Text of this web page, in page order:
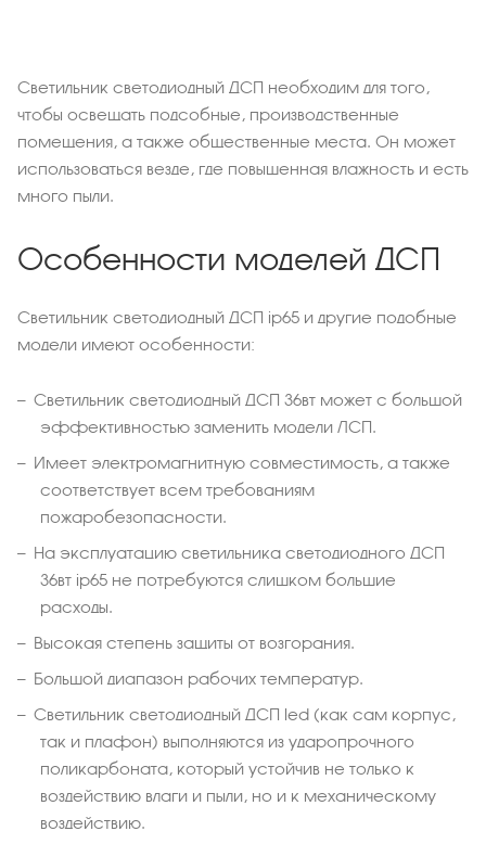
Светильник светодиодный ДСП необходим для того,
чтобы освещать подсобные, производственные
помещения, а также общественные места. Он может
использоваться везде, где повышенная влажность и есть
много пыли.
Особенности моделей ДСП
Светильник светодиодный ДСП ip65 и другие подобные
модели имеют особенности:
Светильник светодиодный ДСП 36вт может с большой
эффективностью заменить модели ЛСП.
Имеет электромагнитную совместимость, а также
соответствует всем требованиям
пожаробезопасности.
На эксплуатацию светильника светодиодного ДСП
36вт ip65 не потребуются слишком большие
расходы.
Высокая степень защиты от возгорания.
Большой диапазон рабочих температур.
Светильник светодиодный ДСП led (как сам корпус,
так и плафон) выполняются из ударопрочного
поликарбоната, который устойчив не только к
воздействию влаги и пыли, но и к механическому
воздействию.